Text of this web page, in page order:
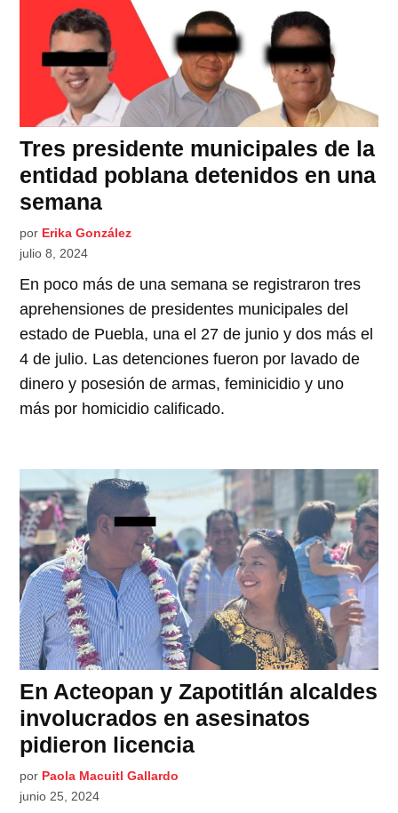
Tres presidente municipales de la
entidad poblana detenidos en una
semana
por Erika González
julio 8, 2024
En poco más de una semana se registraron tres
aprehensiones de presidentes municipales del
estado de Puebla, una el 27 de junio y dos más el
4 de julio. Las detenciones fueron por lavado de
dinero y posesión de armas, feminicidio y uno
más por homicidio calificado.
En Acteopan y Zapotitlán alcaldes
involucrados en asesinatos
pidieron licencia
por Paola Macuitl Gallardo
junio 25, 2024